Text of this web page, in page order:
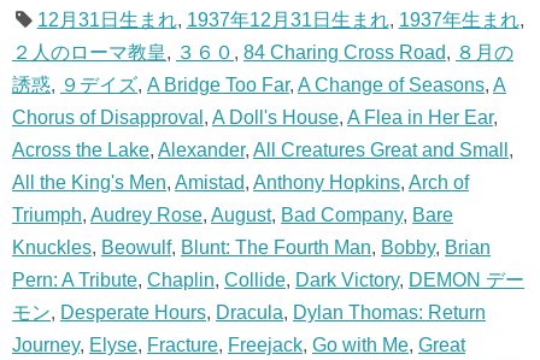
12月31日生まれ, 1937年12月31日生まれ, 1937年生まれ,
２人のローマ教皇, ３６０ , 84 Charing Cross Road, ８月の
誘惑, ９デイズ, A Bridge Too Far, A Change of Seasons, A
Chorus of Disapproval , A Doll's House, A Flea in Her Ear,
Across the Lake, Alexander, All Creatures Great and Small ,
All the King's Men, Amistad, Anthony Hopkins, Arch of
Triumph, Audrey Rose, August, Bad Company, Bare
Knuckles, Beowulf, Blunt: The Fourth Man, Bobby, Brian
Pern: A Tribute, Chaplin, Collide, Dark Victory, DEMON デー
モン, Desperate Hours, Dracula, Dylan Thomas: Return
Journey, Elyse, Fracture, Freejack, Go with Me, Great